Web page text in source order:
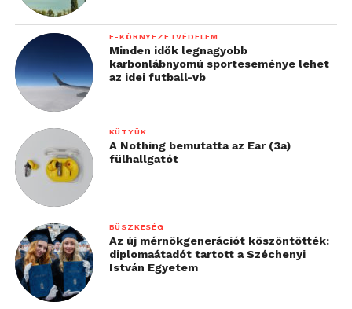
E-KÖRNYEZETVÉDELEM
Minden idők legnagyobb
karbonlábnyomú sporteseménye lehet
az idei futball-vb
KÜTYÜK
A Nothing bemutatta az Ear (3a)
fülhallgatót
BÜSZKESÉG
Az új mérnökgenerációt köszöntötték:
diplomaátadót tartott a Széchenyi
István Egyetem